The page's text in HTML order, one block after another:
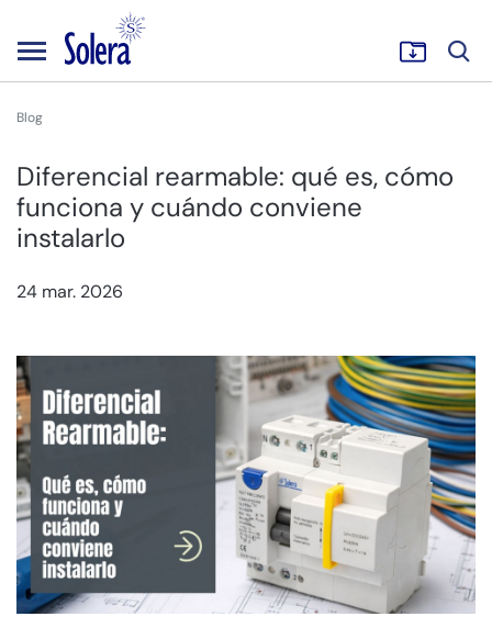
Blog
Diferencial rearmable: qué es, cómo
funciona y cuándo conviene
instalarlo
24 mar. 2026